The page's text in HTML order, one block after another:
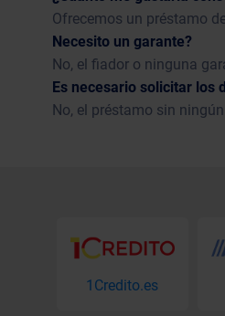
Ofrecemos un préstamo
Necesito un garante?
No, el fiador o ninguna
Es necesario solicitar los
No, el préstamo sin ningún
1Credito.es